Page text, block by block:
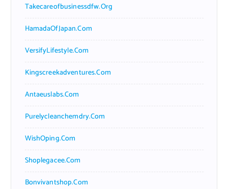
Takecareofbusinessdfw.org
HamadaOfJapan.com
VersifyLifestyle.com
Kingscreekadventures.com
Antaeuslabs.com
Purelycleanchemdry.com
WishOping.com
Shoplegacee.com
Bonvivantshop.com